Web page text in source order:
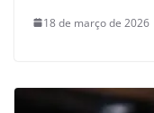
18 de março de 2026